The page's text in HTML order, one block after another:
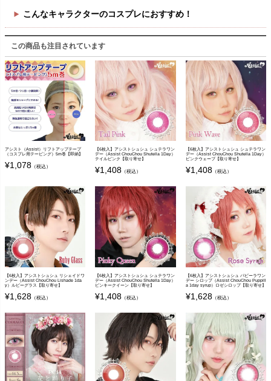
こんなキャラクターのコスプレにおすすめ！
この商品も注目されています
アシスト（Assist）リフトアップテープ
（コスプレ用テーピング）5m巻【即納】
¥1,078 （税込）
【6枚入】アシストシュシュ シュテラワン
デー（Assist ChouChou Shutella 1Day）
テイルピンク【取り寄せ】
¥1,408 （税込）
【6枚入】アシストシュシュ シュテラワン
デー（Assist ChouChou Shutella 1Day）
ピンクウェーブ【取り寄せ】
¥1,408（税込）
【6枚入】アシストシュシュ リシェイドワ
ンデー（Assist ChouChou Lishade 1da
y）ルビーグラス【取り寄せ】
¥1,628 （税込）
【6枚入】アシストシュシュ シュテラワン
デー（Assist ChouChou Shutella 1Day）
ピンキークイーン【取り寄せ】
¥1,408 （税込）
【6枚入】アシストシュシュ パピーラワン
デー シロップ（Assist ChouChou Puppill
a 1day syrup）ロゼシロップ【取り寄せ】
¥1,628（税込）